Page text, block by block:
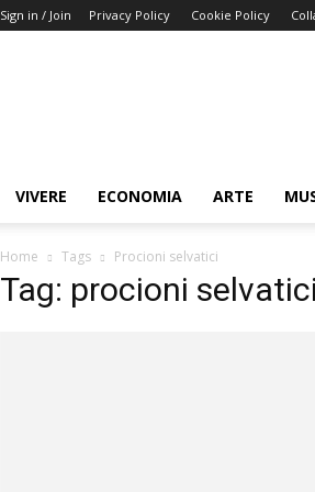
Sign in / Join Privacy Policy Cookie Policy
VIVERE ECONOMIA ARTE
Home Tags Procioni selvatici
Tag: procioni selvatici